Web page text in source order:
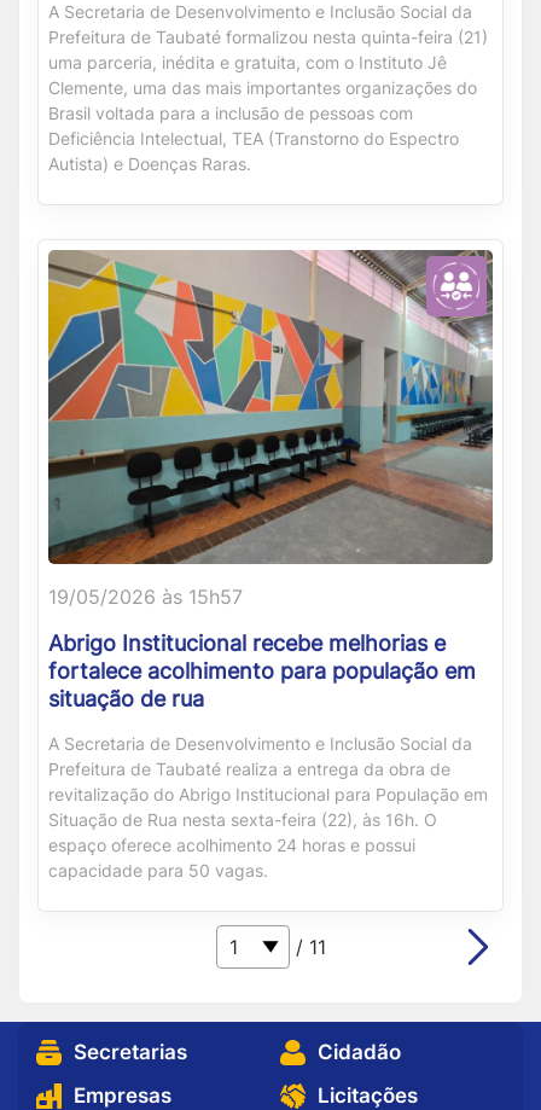
A Secretaria de Desenvolvimento e Inclusão Social da
Prefeitura de Taubaté formalizou nesta quinta-feira (21)
uma parceria, inédita e gratuita, com o Instituto Jê
Clemente, uma das mais importantes organizações do
Brasil voltada para a inclusão de pessoas com
Deficiência Intelectual, TEA (Transtorno do Espectro
Autista) e Doenças Raras.
19/05/2026 às 15h57
Abrigo Institucional recebe melhorias e
fortalece acolhimento para população em
situação de rua
A Secretaria de Desenvolvimento e Inclusão Social da
Prefeitura de Taubaté realiza a entrega da obra de
revitalização do Abrigo Institucional para População em
Situação de Rua nesta sexta-feira (22), às 16h. O
espaço oferece acolhimento 24 horas e possui
capacidade para 50 vagas.
/ 11
Secretarias
Cidadão
Empresas
Licitações